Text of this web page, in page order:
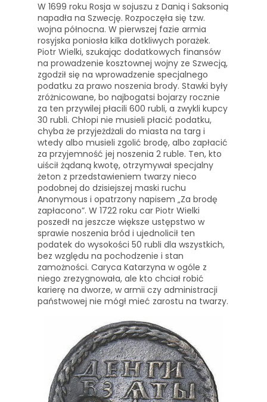
W 1699 roku Rosja w sojuszu z Danią i Saksonią
napadła na Szwecję. Rozpoczęła się tzw.
wojna północna. W pierwszej fazie armia
rosyjska poniosła kilka dotkliwych porażek.
Piotr Wielki, szukając dodatkowych finansów
na prowadzenie kosztownej wojny ze Szwecją,
zgodził się na wprowadzenie specjalnego
podatku za prawo noszenia brody. Stawki były
zróżnicowane, bo najbogatsi bojarzy rocznie
za ten przywilej płacili 600 rubli, a zwykli kupcy
30 rubli. Chłopi nie musieli płacić podatku,
chyba że przyjeżdżali do miasta na targ i
wtedy albo musieli zgolić brodę, albo zapłacić
za przyjemność jej noszenia 2 ruble. Ten, kto
uiścił żądaną kwotę, otrzymywał specjalny
żeton z przedstawieniem twarzy nieco
podobnej do dzisiejszej maski ruchu
Anonymous i opatrzony napisem „Za brodę
zapłacono”. W 1722 roku car Piotr Wielki
poszedł na jeszcze większe ustępstwo w
sprawie noszenia bród i ujednolicił ten
podatek do wysokości 50 rubli dla wszystkich,
bez względu na pochodzenie i stan
zamożności. Caryca Katarzyna w ogóle z
niego zrezygnowała, ale kto chciał robić
karierę na dworze, w armii czy administracji
państwowej nie mógł mieć zarostu na twarzy.